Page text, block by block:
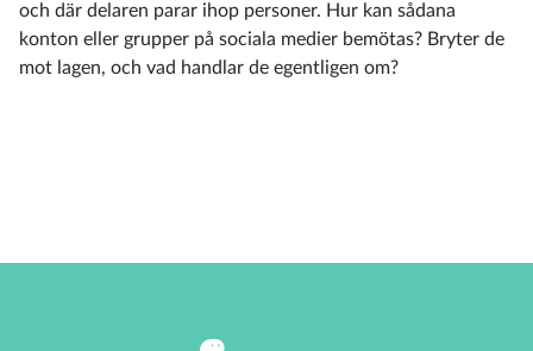
och där delaren parar ihop personer. Hur kan sådana
konton eller grupper på sociala medier bemötas? Bryter de
mot lagen, och vad handlar de egentligen om?